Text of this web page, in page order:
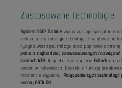
Zastosowane technologie
System 360° Turbine wykorzystuje specjalne
redukują siły rotacyjne działające na głowę
ryzyko wstrząsu mózgu oraz poprawia
jedno z najbardziej zaawansowanych
kaskach MTB.
Magnetyczne zapięcie Fidlock
nawet w rękawicach. Daszek z funkcją
momencie wypadku. Połączenie tych
normy ASTM DH.